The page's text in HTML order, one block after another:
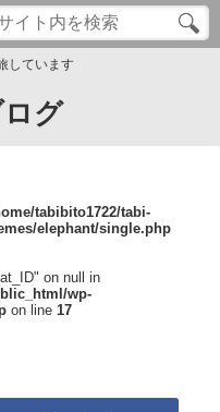
しています
グ
tabibito1722/tabi-
elephant/single.php
on null in
wp-
on line 17